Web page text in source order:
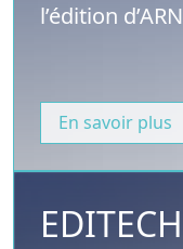
l’édition d’ARN
En savoir plus
EDITECH